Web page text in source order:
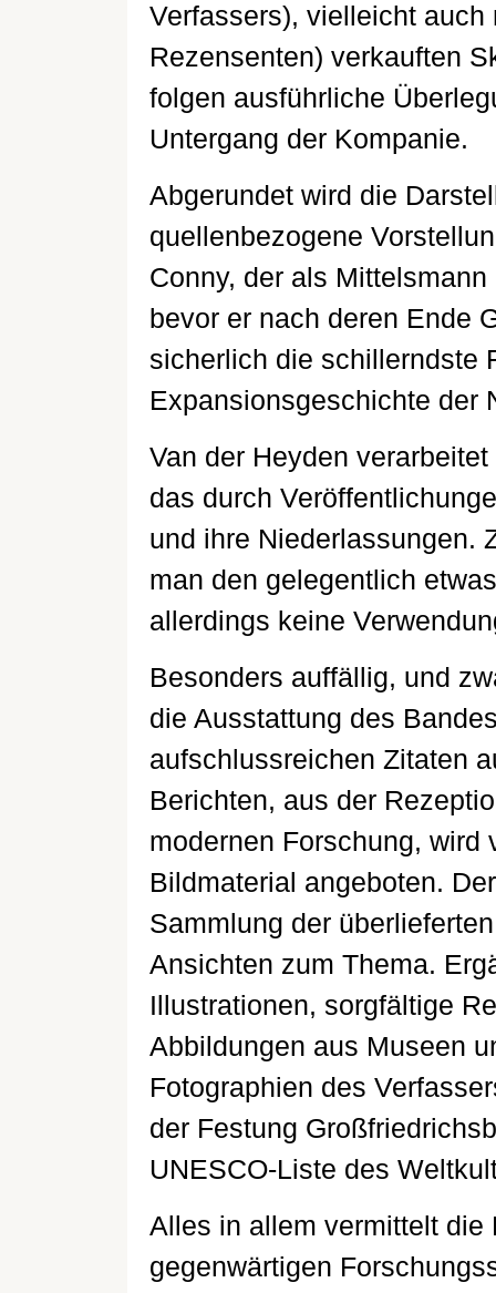
Verfassers), vielleicht
Rezensenten) verkauften
folgen ausführliche
Untergang der Kompanie.
Abgerundet wird die
quellenbezogene
Conny, der als
bevor er nach deren Ende
sicherlich die schillerndste
Expansionsgeschichte der
Van der Heyden
das durch
und ihre Niederlassungen.
man den gelegentlich
allerdings keine
Besonders auffällig, und
die Ausstattung des
aufschlussreichen Zitaten
Berichten, aus der
modernen Forschung, wird
Bildmaterial angeboten.
Sammlung der
Ansichten zum Thema.
Illustrationen, sorgfältige
Abbildungen aus Museen
Fotographien des
der Festung
UNESCO-Liste des
Alles in allem vermittelt die
gegenwärtigen